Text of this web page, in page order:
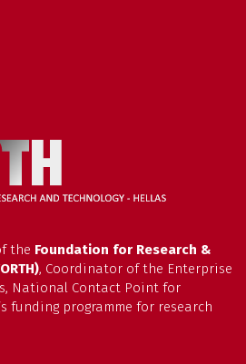
the Foundation for Research &
, Coordinator of the Enterprise
National Contact Point for
funding programme for research